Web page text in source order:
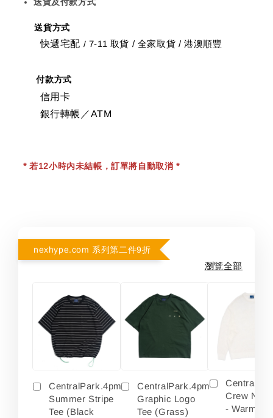
送貨方式
快遞宅配 / 7-11 取貨 / 全家取貨 / 港澳順豐
付款方式
信用卡
銀行轉帳／ATM
* 若12小時內未結帳，訂單將自動取消 *
nexhype.com 系列第二件9折
瀏覽全部
CentralPark.4pm
Summer Stripe
Tee (Black
CentralPark.4pm
Graphic Logo
Tee (Grass)
Crew
- Warm